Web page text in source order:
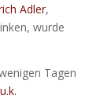
Adler,
wurde
Tagen